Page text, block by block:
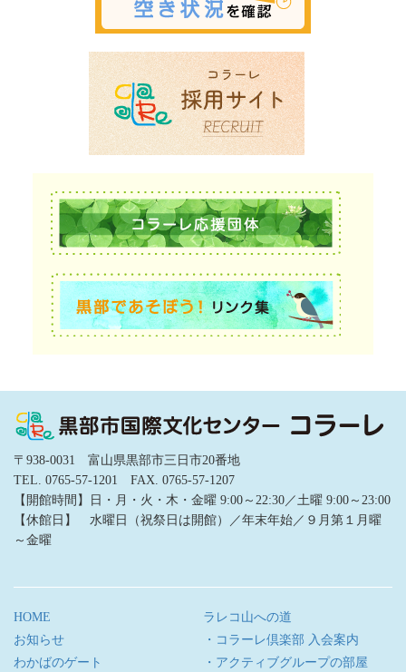
〒938-0031 富山県黒部市三日市20番地
TEL. 0765-57-1201 FAX. 0765-57-1207
【開館時間】日・月・火・木・金曜 9:00～22:30／土曜 9:00～23:00
【休館日】 水曜日（祝祭日は開館）／年末年始／９月第１月曜
～金曜
HOME
お知らせ
わかばのゲート
ラレコ山への道
・コラーレ倶楽部 入会案内
・アクティブグループの部屋